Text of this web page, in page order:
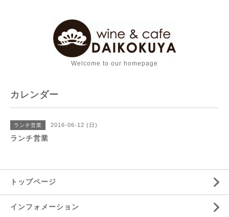
Welcome to our homepage
カレンダー
ランチ営業 2016-06-12 (日)
ランチ営業
トップページ
インフォメーション